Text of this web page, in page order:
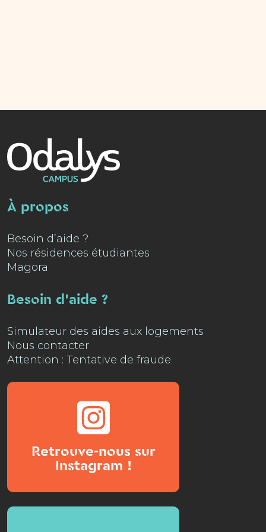
À propos
Besoin d’aide ?
Nos résidences étudiantes
Magora
Besoin d'aide ?
Simulateur des aides aux logements
Nous contacter
Attention : Tentative de fraude
Retrouve-nous sur
Instagram !